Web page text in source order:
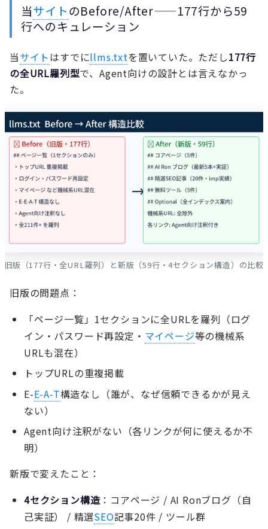
当サイトのBefore/After——177行から59
行へのキュレーション
当サイトはすでにllms.txtを置いていた。ただし177行
の全URL羅列型で、Agent向けの設計とは言えなかっ
た。
旧版（177行・全URL羅列）と新版（59行・4セクション構造）の比較
旧版の問題点：
「ページ一覧」1セクションに全URLを羅列（ログ
イン・パスワード再設定・ マイページ等の機械系
URLも混在）
トップURLの重複掲載
E-E-A-T構造なし（誰が、なぜ信頼できるかが見え
ない）
Agent向け注釈がない（各リンクが何に使えるか不
明）
新版で変えたこと：
4セクション構造：コアページ / AI Ronブログ（自
己実証） / 精選SEO記事20件 / ツール群